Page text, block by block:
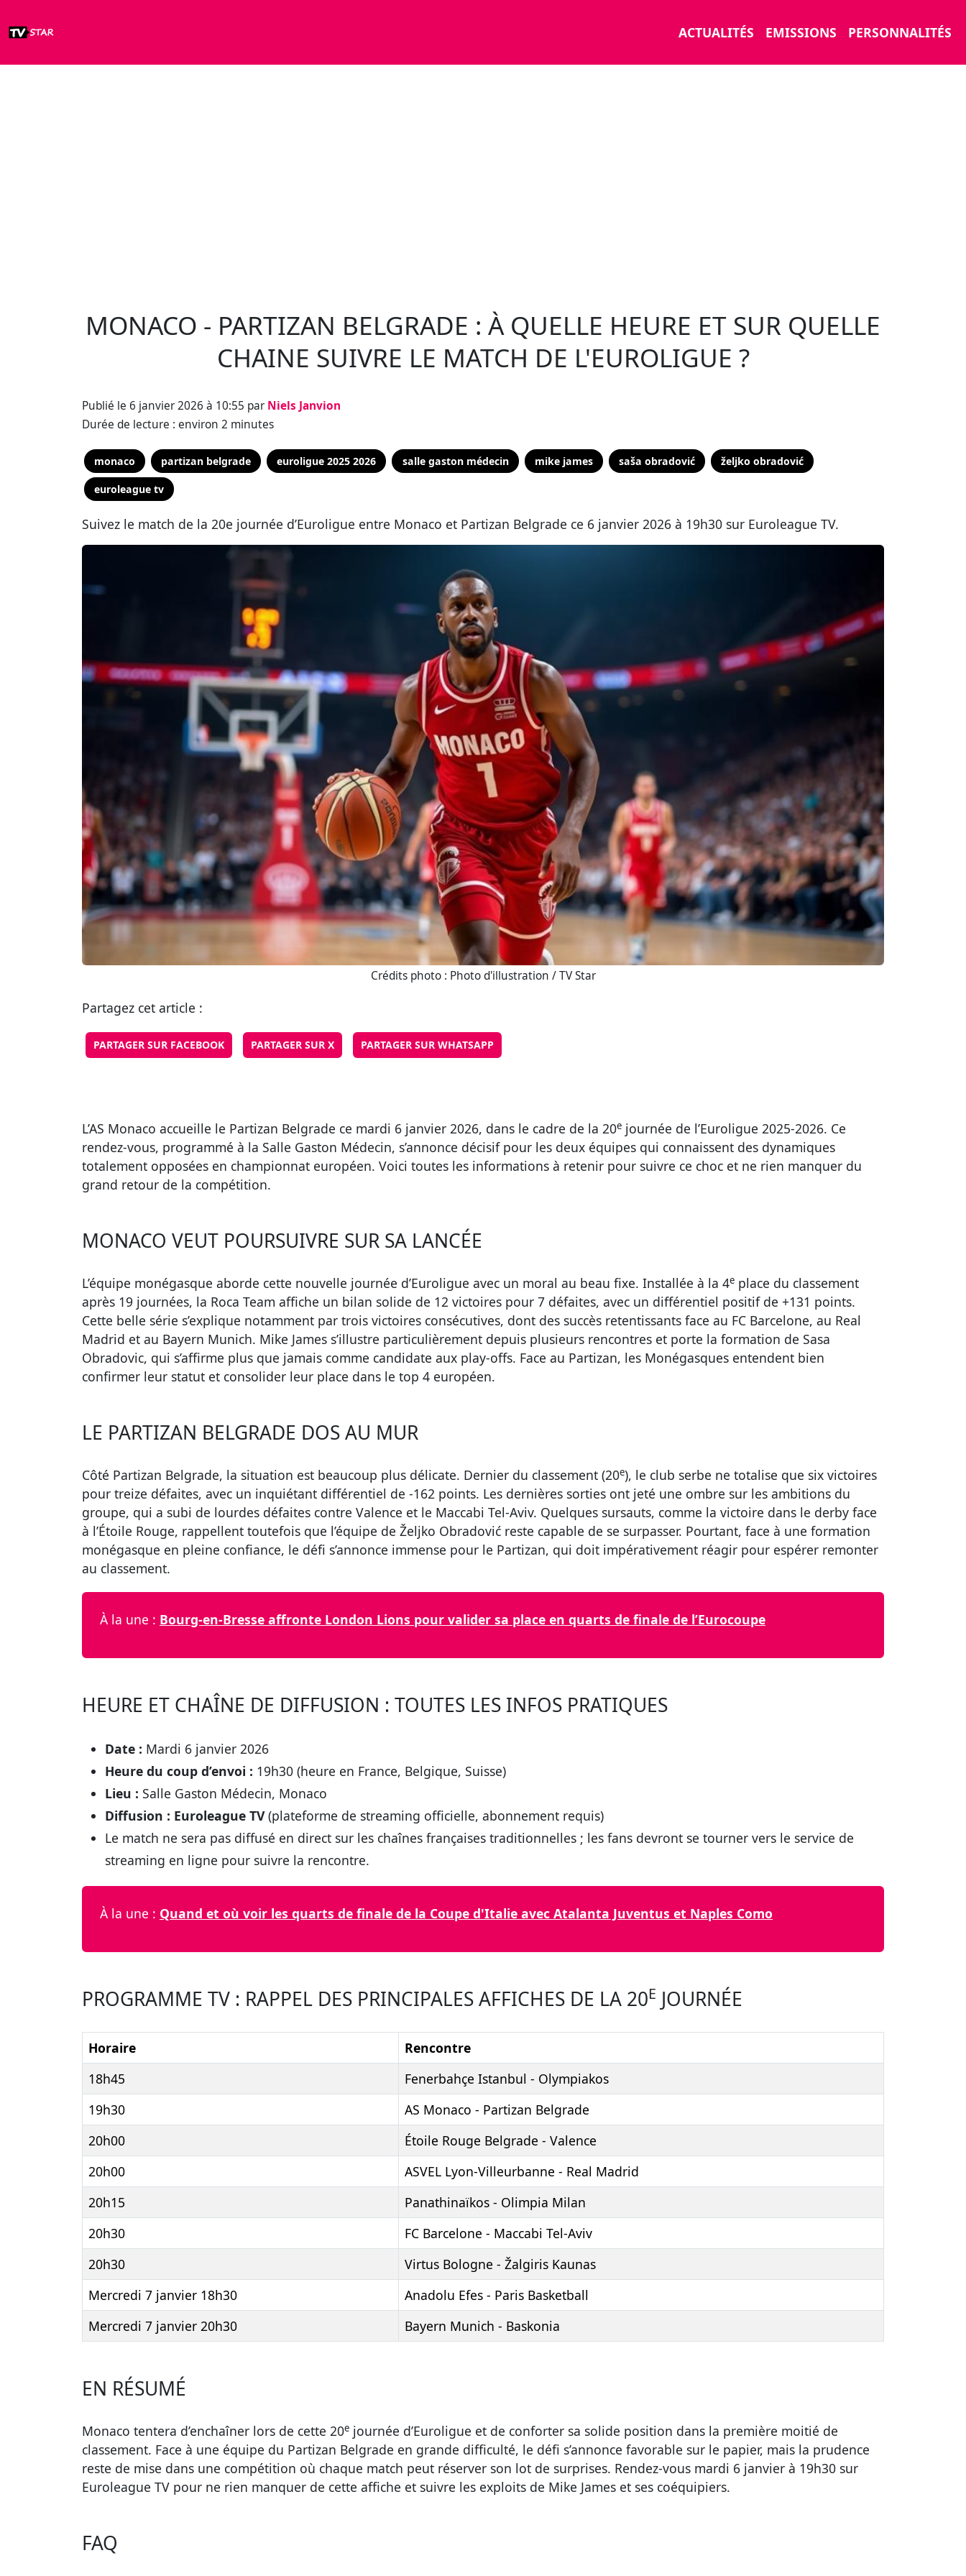
ACTUALITÉS EMISSIONS PERSONNALITÉS
MONACO - PARTIZAN BELGRADE : À QUELLE HEURE ET SUR QUELLE
CHAINE SUIVRE LE MATCH DE L'EUROLIGUE ?
Publié le 6 janvier 2026 à 10:55 par Niels Janvion
Durée de lecture : environ 2 minutes
monaco partizan belgrade euroligue 2025 2026 salle gaston médecin mike james saša obradović željko obradović
euroleague tv
Suivez le match de la 20e journée d’Euroligue entre Monaco et Partizan Belgrade ce 6 janvier 2026 à 19h30 sur Euroleague TV.
Crédits photo : Photo d'illustration / TV Star
Partagez cet article :
PARTAGER SUR FACEBOOK PARTAGER SUR X PARTAGER SUR WHATSAPP
L’AS Monaco accueille le Partizan Belgrade ce mardi 6 janvier 2026, dans le cadre de la 20e journée de l’Euroligue 2025-2026. Ce
rendez-vous, programmé à la Salle Gaston Médecin, s’annonce décisif pour les deux équipes qui connaissent des dynamiques
totalement opposées en championnat européen. Voici toutes les informations à retenir pour suivre ce choc et ne rien manquer du
grand retour de la compétition.
MONACO VEUT POURSUIVRE SUR SA LANCÉE
L’équipe monégasque aborde cette nouvelle journée d’Euroligue avec un moral au beau fixe. Installée à la 4e place du classement
après 19 journées, la Roca Team affiche un bilan solide de 12 victoires pour 7 défaites, avec un différentiel positif de +131 points.
Cette belle série s’explique notamment par trois victoires consécutives, dont des succès retentissants face au FC Barcelone, au Real
Madrid et au Bayern Munich. Mike James s’illustre particulièrement depuis plusieurs rencontres et porte la formation de Sasa
Obradovic, qui s’affirme plus que jamais comme candidate aux play-offs. Face au Partizan, les Monégasques entendent bien
confirmer leur statut et consolider leur place dans le top 4 européen.
LE PARTIZAN BELGRADE DOS AU MUR
Côté Partizan Belgrade, la situation est beaucoup plus délicate. Dernier du classement (20e), le club serbe ne totalise que six victoires
pour treize défaites, avec un inquiétant différentiel de -162 points. Les dernières sorties ont jeté une ombre sur les ambitions du
groupe, qui a subi de lourdes défaites contre Valence et le Maccabi Tel-Aviv. Quelques sursauts, comme la victoire dans le derby face
à l’Étoile Rouge, rappellent toutefois que l’équipe de Željko Obradović reste capable de se surpasser. Pourtant, face à une formation
monégasque en pleine confiance, le défi s’annonce immense pour le Partizan, qui doit impérativement réagir pour espérer remonter
au classement.
À la une : Bourg-en-Bresse affronte London Lions pour valider sa place en quarts de finale de l’Eurocoupe
HEURE ET CHAÎNE DE DIFFUSION : TOUTES LES INFOS PRATIQUES
Date : Mardi 6 janvier 2026
Heure du coup d’envoi : 19h30 (heure en France, Belgique, Suisse)
Lieu : Salle Gaston Médecin, Monaco
Diffusion : Euroleague TV(plateforme de streaming officielle, abonnement requis)
Le match ne sera pas diffusé en direct sur les chaînes françaises traditionnelles ; les fans devront se tourner vers le service de
streaming en ligne pour suivre la rencontre.
À la une : Quand et où voir les quarts de finale de la Coupe d'Italie avec Atalanta Juventus et Naples Como
PROGRAMME TV : RAPPEL DES PRINCIPALES AFFICHES DE LA 20E JOURNÉE
Horaire
Rencontre
18h45
Fenerbahçe Istanbul - Olympiakos
19h30
AS Monaco - Partizan Belgrade
20h00
Étoile Rouge Belgrade - Valence
20h00
ASVEL Lyon-Villeurbanne - Real Madrid
20h15
Panathinaïkos - Olimpia Milan
20h30
FC Barcelone - Maccabi Tel-Aviv
20h30
Virtus Bologne - Žalgiris Kaunas
Mercredi 7 janvier 18h30
Anadolu Efes - Paris Basketball
Mercredi 7 janvier 20h30
Bayern Munich - Baskonia
EN RÉSUMÉ
Monaco tentera d’enchaîner lors de cette 20e journée d’Euroligue et de conforter sa solide position dans la première moitié de
classement. Face à une équipe du Partizan Belgrade en grande difficulté, le défi s’annonce favorable sur le papier, mais la prudence
reste de mise dans une compétition où chaque match peut réserver son lot de surprises. Rendez-vous mardi 6 janvier à 19h30 sur
Euroleague TV pour ne rien manquer de cette affiche et suivre les exploits de Mike James et ses coéquipiers.
FAQ